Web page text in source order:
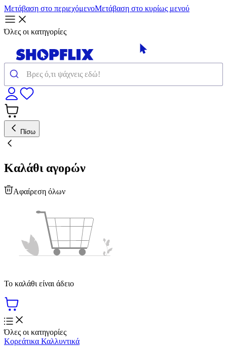
Μετάβαση στο περιεχόμενοΜετάβαση στο κυρίως μενού
Όλες οι κατηγορίες
Πίσω
Καλάθι αγορών
Αφαίρεση όλων
Το καλάθι είναι άδειο
Όλες οι κατηγορίες
Κορεάτικα Καλλυντικά